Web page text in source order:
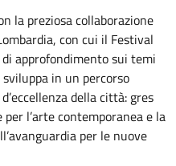
la preziosa collaborazione
con cui il Festival
approfondimento sui temi
in un percorso
della città: gres
l’arte contemporanea e la
per le nuove